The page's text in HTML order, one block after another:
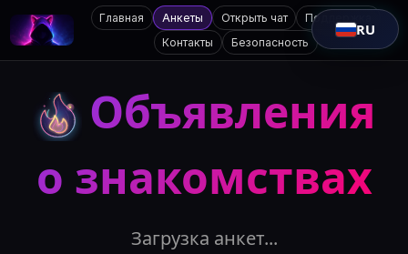
Главная Анкеты Открыть чат
Поддержка
Контакты
Безопасность
RU
Объявления
о знакомствах
Загрузка анкет...